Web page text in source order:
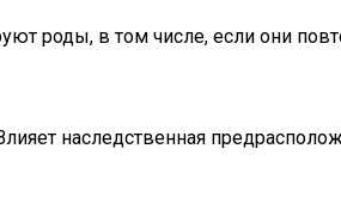
роды, в том числе, если они
наследственная